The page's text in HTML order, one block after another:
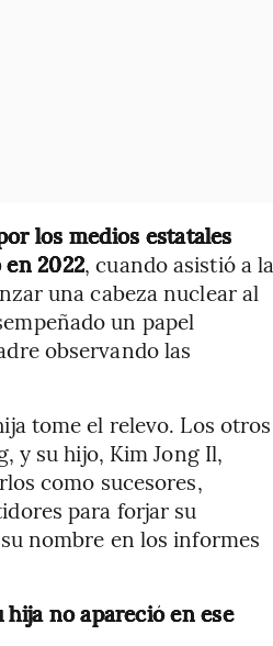
los medios estatales
2022, cuando asistió a la
una cabeza nuclear al
un papel
observando las
tome el relevo. Los otros
y su hijo, Kim Jong Il,
como sucesores,
para forjar su
nombre en los informes
no apareció en ese